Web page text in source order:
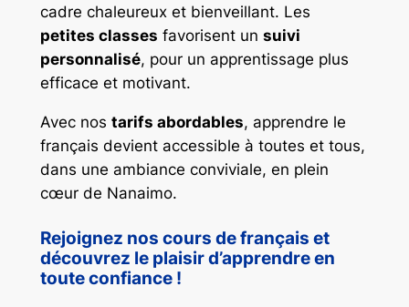
cadre chaleureux et bienveillant. Les
petites classes favorisent un suivi
personnalisé, pour un apprentissage plus
efficace et motivant.
Avec nos tarifs abordables, apprendre le
français devient accessible à toutes et tous,
dans une ambiance conviviale, en plein
cœur de Nanaimo.
Rejoignez nos cours de français et
découvrez le plaisir d’apprendre en
toute confiance !